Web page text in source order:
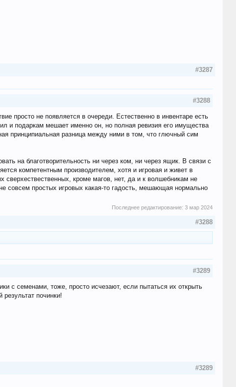
#3287
#3288
просто не появляется в очереди. Естественно в инвентаре есть
и подаркам мешает именно он, но полная ревизия его имущества
принципиальная разница между ними в том, что глючный сим
на благотворительность ни через ком, ни через ящик. В связи с
компетентным производителем, хотя и игровая и живет в
кроме магов, нет, да и к волшебникам не
совсем простых игровых какая-то гадость, мешающая нормально
Последнее редактирование:3 мар 2024
#3288
#3289
с семенами, тоже, просто исчезают, если пытаться их открыть
починки!
#3289